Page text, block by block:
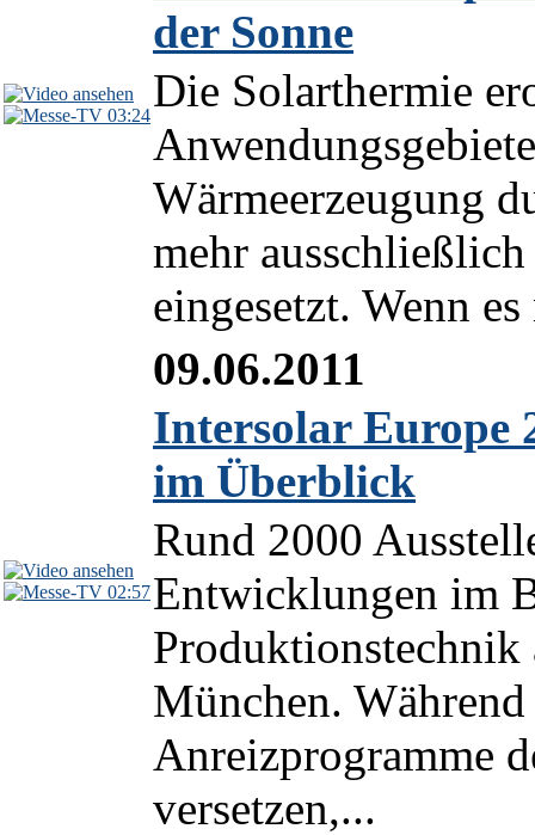
03:24
der Sonne
Die Solarthermie
Wärmeerzeugung
mehr
eingesetzt. Wenn
02:57
09.06.2011
Intersolar Europe
im Überblick
Rund 2000
Entwicklungen im
München.
Anreizprogramme
versetzen,...